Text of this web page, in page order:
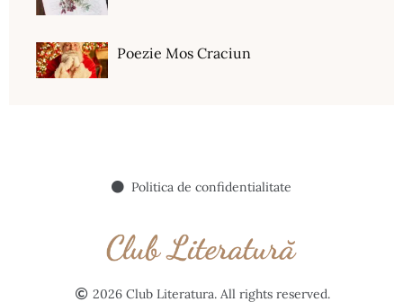
Poezie Mos Craciun
Politica de confidentialitate
2026 Club Literatura. All rights reserved.